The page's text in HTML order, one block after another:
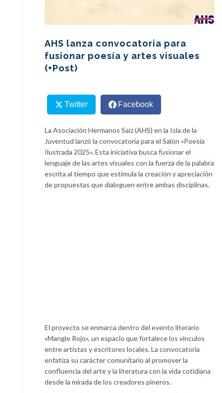
AHS lanza convocatoria para
fusionar poesía y artes visuales
(+Post)
Twitter Facebook
La Asociación Hermanos Saíz (AHS) en la Isla de la
Juventud lanzó la convocatoria para el Salón «Poesía
Ilustrada 2025». Esta iniciativa busca fusionar el
lenguaje de las artes visuales con la fuerza de la palabra
escrita al tiempo que estimula la creación y apreciación
de propuestas que dialoguen entre ambas disciplinas.
El proyecto se enmarca dentro del evento literario
«Mangle Rojo», un espacio que fortalece los vínculos
entre artistas y escritores locales. La convocatoria
enfatiza su carácter comunitario al promover la
confluencia del arte y la literatura con la vida cotidiana
desde la mirada de los creadores pineros.